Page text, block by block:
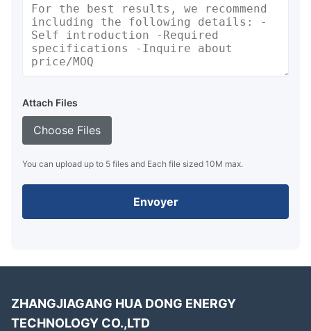
Attach Files
Choose Files
You can upload up to 5 files and Each file sized 10M max.
Envoyer
ZHANGJIAGANG HUA DONG ENERGY
TECHNOLOGY CO.,LTD